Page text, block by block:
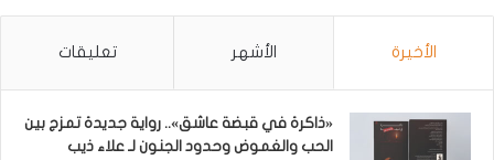
الأخيرة الأشهر تعليقات
«ذاكرة في قبضة عاشق».. رواية جديدة تمزج بين
الحب والغموض وحدود الجنون لـ علاء ذيب